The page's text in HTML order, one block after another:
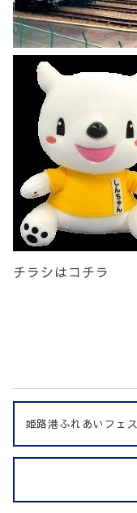
チラシはコチラ
姫路港ふれあいフェ